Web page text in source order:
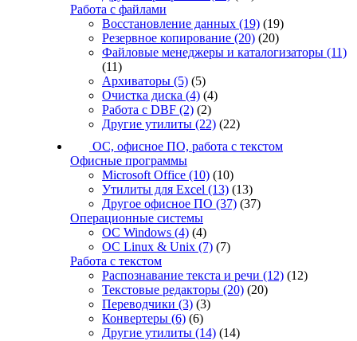
Работа с файлами
Восстановление данных (19) (19)
Резервное копирование (20) (20)
Файловые менеджеры и каталогизаторы (11)
(11)
Архиваторы (5) (5)
Очистка диска (4) (4)
Работа с DBF (2) (2)
Другие утилиты (22) (22)
ОС, офисное ПО, работа с текстом
Офисные программы
Microsoft Office (10) (10)
Утилиты для Excel (13) (13)
Другое офисное ПО (37) (37)
Операционные системы
ОС Windows (4) (4)
ОС Linux & Unix (7) (7)
Работа с текстом
Распознавание текста и речи (12) (12)
Текстовые редакторы (20) (20)
Переводчики (3) (3)
Конвертеры (6) (6)
Другие утилиты (14) (14)